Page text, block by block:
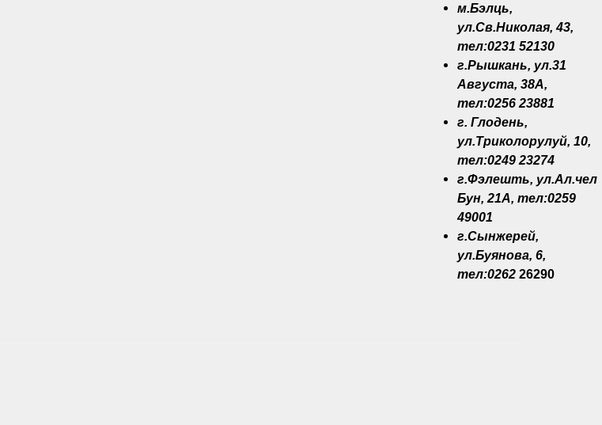
м.Бэлць,
ул.Св.Николая, 43,
тел:0231 52130
г.Рышкань, ул.31
Августа, 38A,
тел:0256 23881
г. Глодень,
ул.Триколорулуй, 10,
тел:0249 23274
г.Фэлешть, ул.Ал.чел
Бун, 21A, тел:0259
49001
г.Сынжерей,
ул.Буянова, 6,
тел:0262 26290